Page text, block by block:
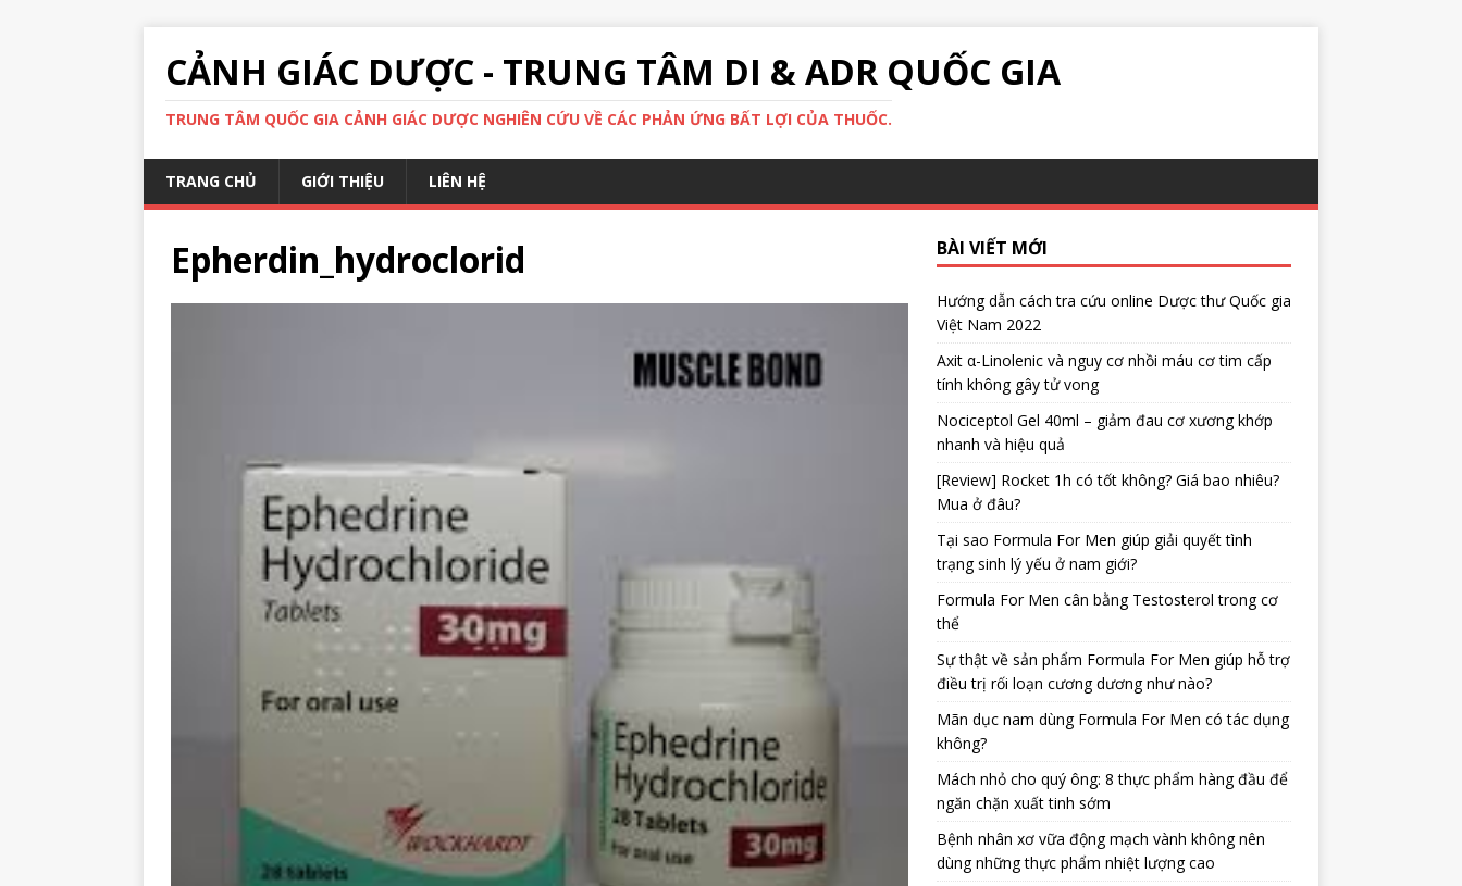
CẢNH GIÁC DƯỢC - TRUNG TÂM DI & ADR QUỐC GIA
TRUNG TÂM QUỐC GIA CẢNH GIÁC DƯỢC NGHIÊN CỨU VỀ CÁC PHẢN ỨNG BẤT LỢI CỦA THUỐC.
TRANG CHỦ GIỚI THIỆU LIÊN HỆ
Epherdin_hydroclorid BÀI VIẾT MỚI
Hướng dẫn cách tra cứu online Dược thư Quốc gia
Việt Nam 2022
Axit α-Linolenic và nguy cơ nhồi máu cơ tim cấp
tính không gây tử vong
Nociceptol Gel 40ml – giảm đau cơ xương khớp
nhanh và hiệu quả
[Review] Rocket 1h có tốt không? Giá bao nhiêu?
Mua ở đâu?
Tại sao Formula For Men giúp giải quyết tình
trạng sinh lý yếu ở nam giới?
Formula For Men cân bằng Testosterol trong cơ
thể
Sự thật về sản phẩm Formula For Men giúp hỗ trợ
điều trị rối loạn cương dương như nào?
Mãn dục nam dùng Formula For Men có tác dụng
không?
Mách nhỏ cho quý ông: 8 thực phẩm hàng đầu để
ngăn chặn xuất tinh sớm
Bệnh nhân xơ vữa động mạch vành không nên
dùng những thực phẩm nhiệt lượng cao